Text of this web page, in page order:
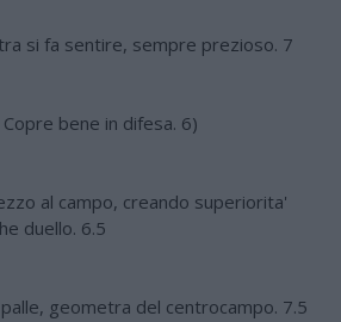
si fa sentire, sempre prezioso. 7
Copre bene in difesa. 6)
al campo, creando superiorita'
duello. 6.5
geometra del centrocampo. 7.5